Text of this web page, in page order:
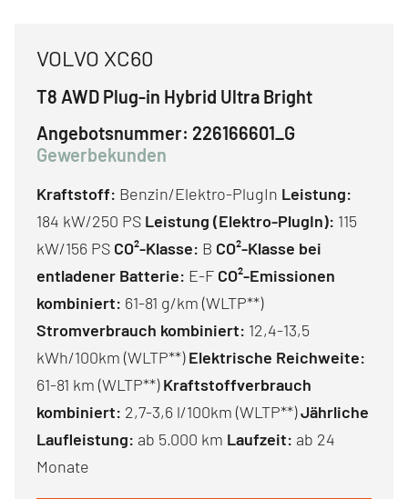
VOLVO XC60
T8 AWD Plug-in Hybrid Ultra Bright
Angebotsnummer: 226166601_G
Gewerbekunden
Kraftstoff: Benzin/Elektro-PlugIn Leistung:
184 kW/250 PS Leistung (Elektro-PlugIn): 115
kW/156 PS CO²-Klasse: B CO²-Klasse bei
entladener Batterie: E-F CO²-Emissionen
kombiniert: 61-81 g/km (WLTP**)
Stromverbrauch kombiniert: 12,4-13,5
kWh/100km (WLTP**)Elektrische Reichweite:
61-81 km (WLTP**)Kraftstoffverbrauch
kombiniert: 2,7-3,6 l/100km (WLTP**)Jährliche
Laufleistung: ab 5.000 km Laufzeit: ab 24
Monate